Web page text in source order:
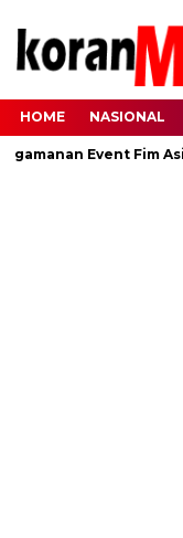
HOME NASIONAL
Event Fim Asia